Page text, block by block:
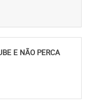
E NÃO PERCA